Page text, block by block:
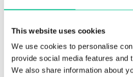
This website uses cookies
We use cookies to personalise
provide social media features and
We also share information about
Comunidad
participa en nuestros
actividades semanales.